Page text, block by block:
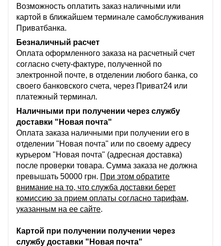
Возможность оплатить заказ наличными или
картой в ближайшем терминале самобслуживания
Приватбанка.
Безналичный расчет
Оплата оформленного заказа на расчетный счет
согласно счету-фактуре, полученной по
электронной почте, в отделении любого банка, со
своего банковского счета, через Приват24 или
платежный терминал.
Наличными при получении через службу
доставки "Новая почта"
Оплата заказа наличными при получении его в
отделении "Новая почта" или по своему адресу
курьером "Новая почта" (адресная доставка)
после проверки товара. Сумма заказа не должна
превышать 50000 грн. При этом обратите
внимание на то, что служба доставки берет
комиссию за прием оплаты согласно тарифам,
указанным на ее сайте.
Картой при получении получении через
службу доставки "Новая почта"